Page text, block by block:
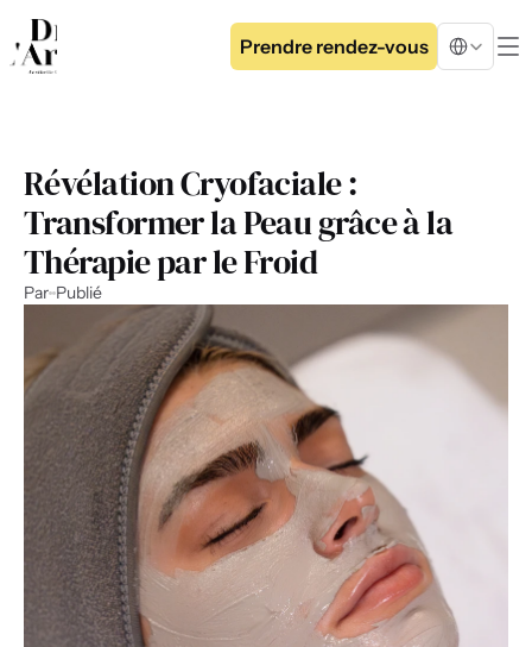
Prendre rendez-vous
Select
Révélation Cryofaciale :
Transformer la Peau grâce à la
Thérapie par le Froid
Par Publié